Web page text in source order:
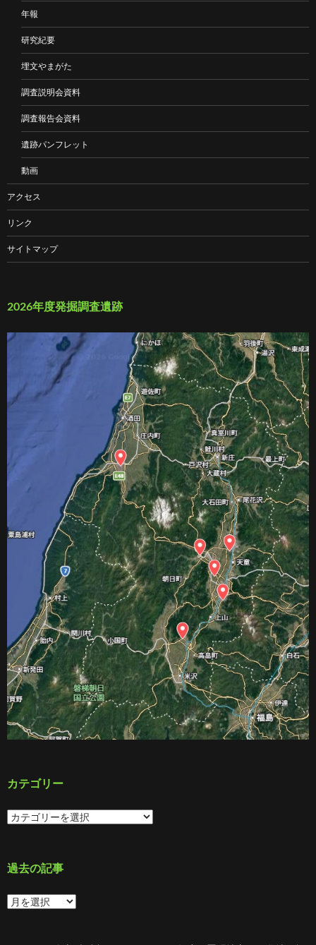
年報
研究紀要
埋文やまがた
調査説明会資料
調査報告会資料
遺跡パンフレット
動画
アクセス
リンク
サイトマップ
2026年度発掘調査遺跡
カテゴリー
カ
テ
ー
過去の記事
過
去